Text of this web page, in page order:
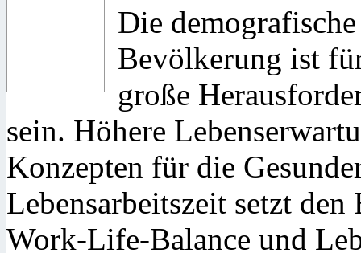
Die
Bevölkerung ist
große
sein. Höhere
Konzepten für die
Lebensarbeitszeit setzt
Work-Life-Balance und